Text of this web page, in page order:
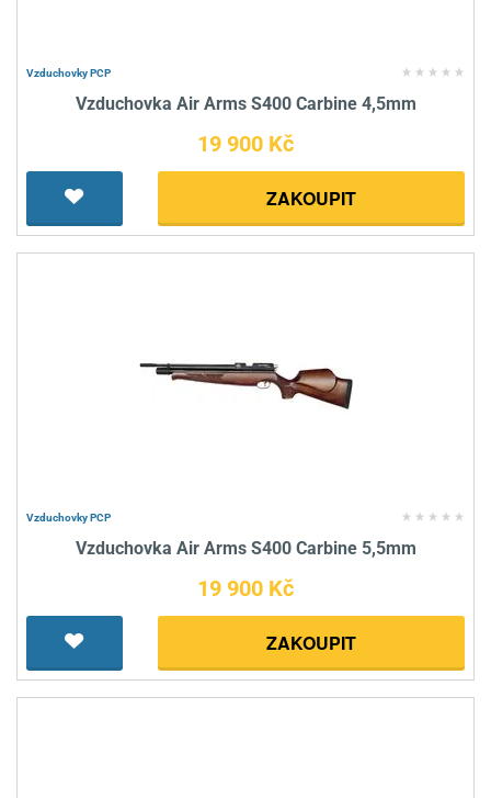
Vzduchovky PCP
Vzduchovka Air Arms S400 Carbine 4,5mm
19 900 Kč
ZAKOUPIT
Vzduchovky PCP
Vzduchovka Air Arms S400 Carbine 5,5mm
19 900 Kč
ZAKOUPIT